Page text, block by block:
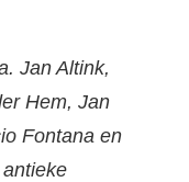
Jan Altink,
Hem, Jan
Fontana en